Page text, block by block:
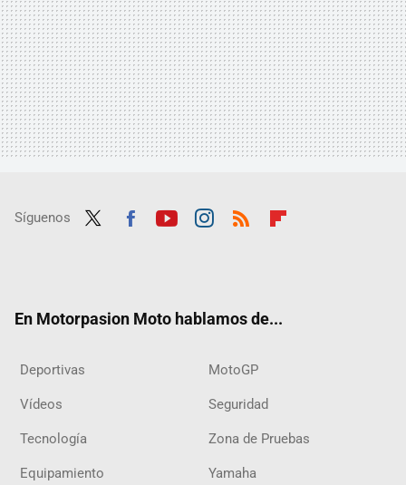
Síguenos
En Motorpasion Moto hablamos de...
Deportivas MotoGP
Vídeos Seguridad
Tecnología Zona de Pruebas
Equipamiento Yamaha